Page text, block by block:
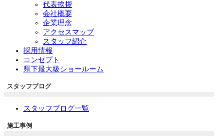
代表挨拶
会社概要
企業理念
アクセスマップ
スタッフ紹介
採用情報
コンセプト
県下最大級ショールーム
スタッフブログ
スタッフブログ一覧
施工事例